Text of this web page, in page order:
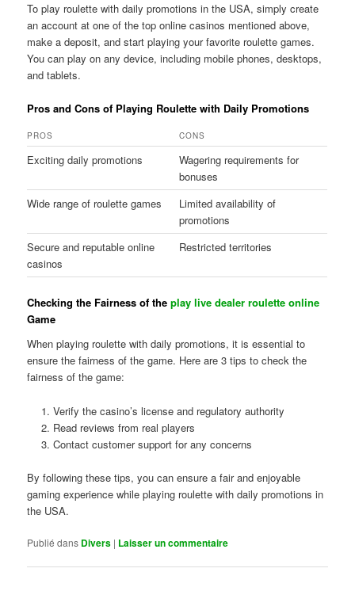
To play roulette with daily promotions in the USA, simply create
an account at one of the top online casinos mentioned above,
make a deposit, and start playing your favorite roulette games.
You can play on any device, including mobile phones, desktops,
and tablets.
Pros and Cons of Playing Roulette with Daily Promotions
PROS CONS
Exciting daily promotions
Wagering requirements for
bonuses
Wide range of roulette games
Limited availability of
promotions
Secure and reputable online
casinos
Restricted territories
Checking the Fairness of theplay live dealer roulette online
Game
When playing roulette with daily promotions, it is essential to
ensure the fairness of the game. Here are 3 tips to check the
fairness of the game:
Verify the casino’s license and regulatory authority
Read reviews from real players
Contact customer support for any concerns
By following these tips, you can ensure a fair and enjoyable
gaming experience while playing roulette with daily promotions in
the USA.
Publié dans Divers | Laisser un commentaire